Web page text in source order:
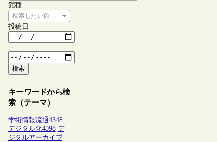
館種
検索したい館種を選択してください
投稿日
～
検索
キーワードから検
索（テーマ）
学術情報流通4348
デジタル化4098 デ
ジタルアーカイブ